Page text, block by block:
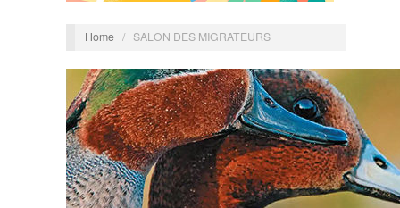
Home / SALON DES MIGRATEURS